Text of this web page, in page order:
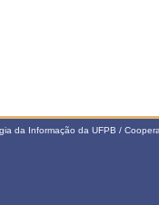
da Informação da UFPB /